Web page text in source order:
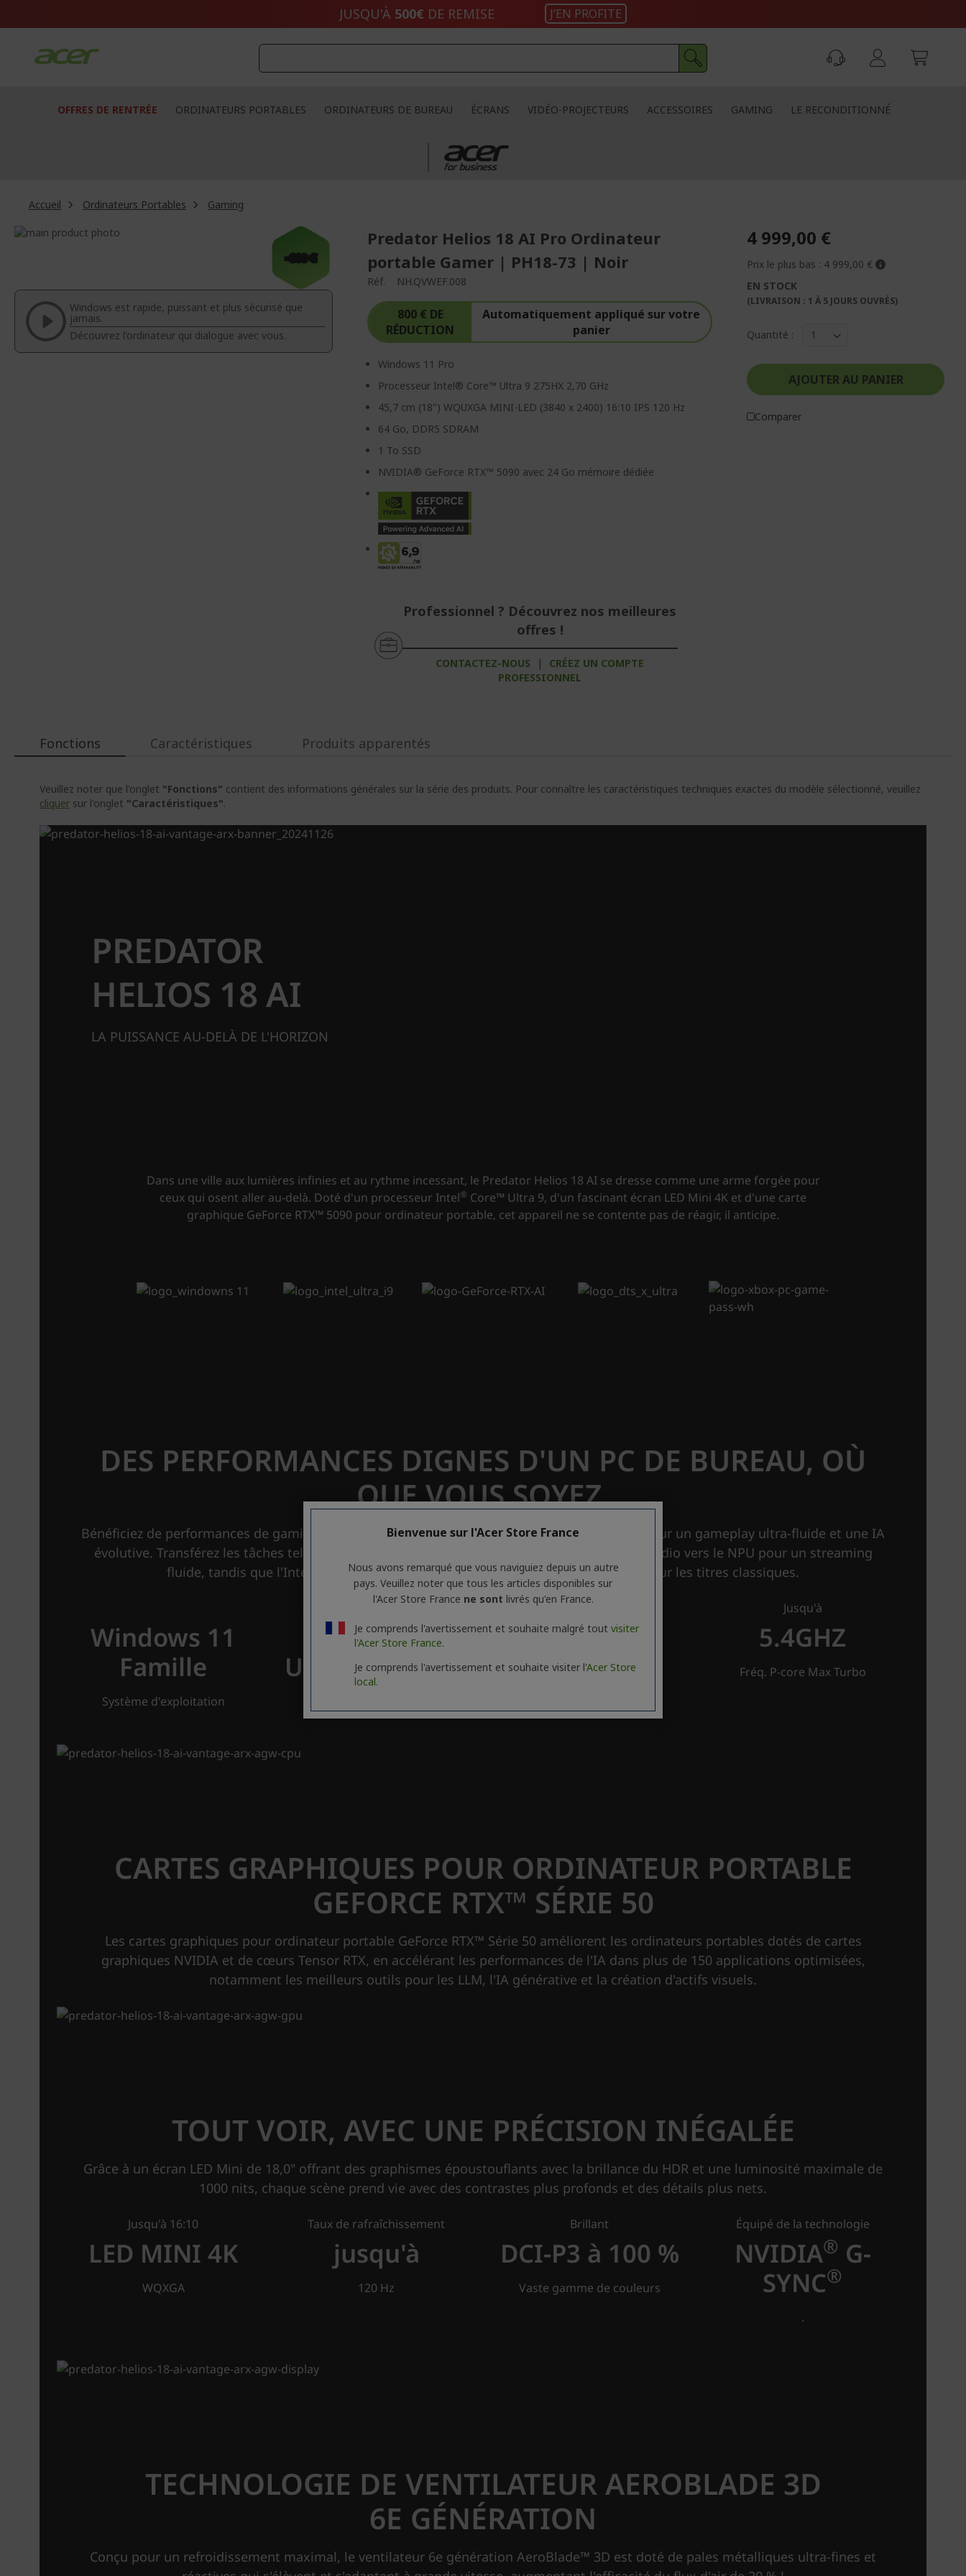
JUSQU'À 500€ DE REMISE J’EN PROFITE
OFFRES DE RENTRÉE ORDINATEURS PORTABLES ORDINATEURS DE BUREAU ÉCRANS VIDÉO-PROJECTEURS ACCESSOIRES GAMING LE RECONDITIONNÉ
Accueil Ordinateurs Portables
Gaming
Passer
de
galerie
d’images
-800 €
de
Galerie
d’images
Windows est rapide, puissant et plus sécurisé que
jamais.
Découvrez l'ordinateur qui dialogue avec vous.
Predator Helios 18 AI Pro Ordinateur
portable Gamer | PH18-73 | Noir
Réf. NH.QVWEF.008
800 € DE
RÉDUCTION
Automatiquement appliqué sur votre
panier
Windows 11 Pro
Processeur Intel® Core™ Ultra 9 275HX 2,70 GHz
45,7 cm (18") WQUXGA MINI-LED (3840 x 2400) 16:10 IPS 120 Hz
64 Go, DDR5 SDRAM
1 To SSD
NVIDIA® GeForce RTX™ 5090 avec 24 Go mémoire dédiée
Professionnel ? Découvrez nos meilleures
offres !
CONTACTEZ-NOUS |
CRÉEZ UN COMPTE
PROFESSIONNEL
4 999,00 €
Prix le plus bas : 4 999,00 €
EN STOCK
(LIVRAISON : 1 À 5 JOURS OUVRÉS)
Quantité :
AJOUTER AU PANIER
Comparer
Fonctions
Veuillez noter que l'onglet "Fonctions" contient des informations générales sur la série des produits. Pour connaître les caractéristiques techniques exactes du modèle sélectionné, veuillez
cliquer sur l'onglet "Caractéristiques".
Caractéristiques Produits apparentés
Bienvenue sur l'Acer Store France
Nous avons remarqué que vous naviguiez depuis un autre
pays. Veuillez noter que tous les articles disponibles sur
l'Acer Store France ne sont livrés qu'en France.
Je comprends l'avertissement et souhaite malgré tout visiter
l'Acer Store France.
Je comprends l'avertissement et souhaite visiter l'Acer Store
local.